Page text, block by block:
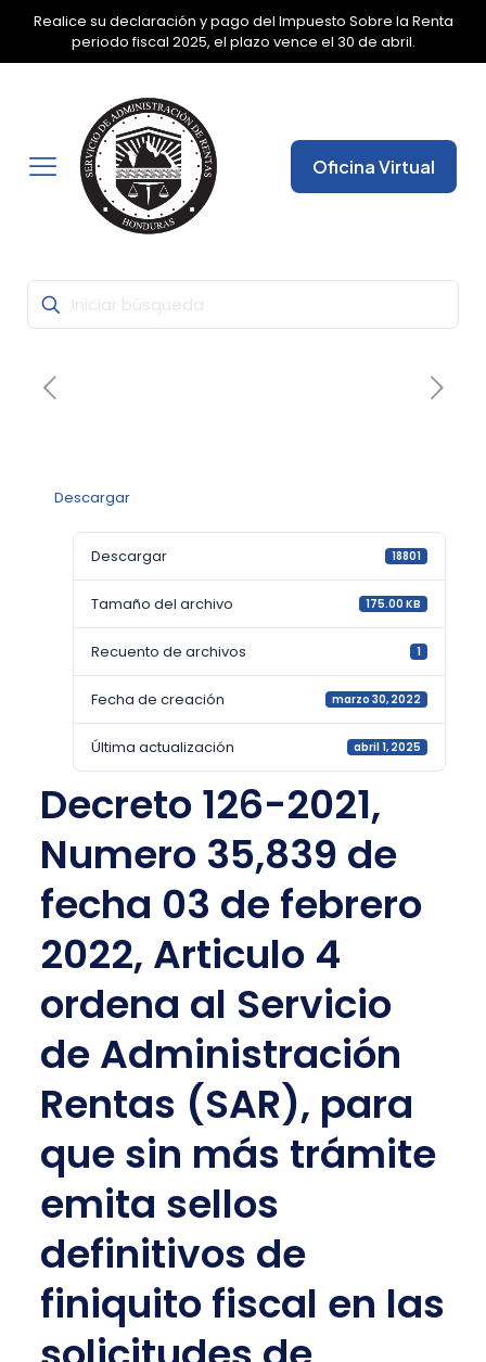
Realice su declaración y pago del Impuesto Sobre la Renta
periodo fiscal 2025, el plazo vence el 30 de abril.
✕
Oficina Virtual
Descargar
Descargar 18801
Tamaño del archivo 175.00 KB
Recuento de archivos 1
Fecha de creación marzo 30, 2022
Última actualización abril 1, 2025
Decreto 126-2021,
Numero 35,839 de
fecha 03 de febrero
2022, Articulo 4
ordena al Servicio
de Administración
Rentas (SAR), para
que sin más trámite
emita sellos
definitivos de
finiquito fiscal en las